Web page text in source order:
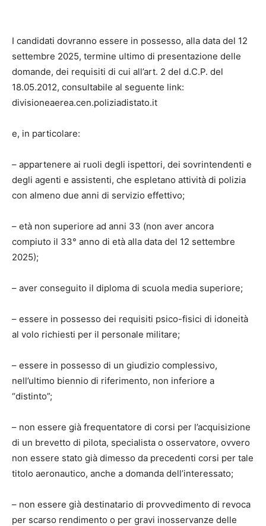
I candidati dovranno essere in possesso, alla data del 12
settembre 2025, termine ultimo di presentazione delle
domande, dei requisiti di cui all’art. 2 del d.C.P. del
18.05.2012, consultabile al seguente link:
divisioneaerea.cen.poliziadistato.it
e, in particolare:
– appartenere ai ruoli degli ispettori, dei sovrintendenti e
degli agenti e assistenti, che espletano attività di polizia
con almeno due anni di servizio effettivo;
– età non superiore ad anni 33 (non aver ancora
compiuto il 33° anno di età alla data del 12 settembre
2025);
– aver conseguito il diploma di scuola media superiore;
– essere in possesso dei requisiti psico-fisici di idoneità
al volo richiesti per il personale militare;
– essere in possesso di un giudizio complessivo,
nell’ultimo biennio di riferimento, non inferiore a
“distinto”;
– non essere già frequentatore di corsi per l’acquisizione
di un brevetto di pilota, specialista o osservatore, ovvero
non essere stato già dimesso da precedenti corsi per tale
titolo aeronautico, anche a domanda dell’interessato;
– non essere già destinatario di provvedimento di revoca
per scarso rendimento o per gravi inosservanze delle